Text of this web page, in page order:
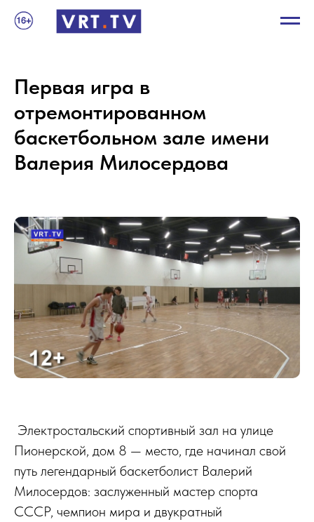
Первая игра в
отремонтированном
баскетбольном зале имени
Валерия Милосердова
Электростальский спортивный зал на улице
Пионерской, дом 8 — место, где начинал свой
путь легендарный баскетболист Валерий
Милосердов: заслуженный мастер спорта
СССР, чемпион мира и двукратный